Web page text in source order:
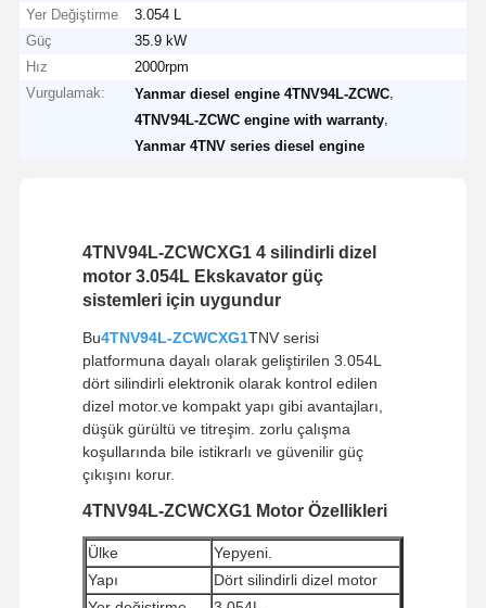
Yer Değiştirme
3.054 L
Güç
35.9 kW
Hız
2000rpm
Vurgulamak:
Yanmar diesel engine 4TNV94L-ZCWC
4TNV94L-ZCWC engine with warranty
Yanmar 4TNV series diesel engine
4TNV94L-ZCWCXG1 4 silindirli dizel
motor 3.054L Ekskavator güç
sistemleri için uygundur
Bu4TNV94L-ZCWCXG1TNV serisi
platformuna dayalı olarak geliştirilen 3.054L
dört silindirli elektronik olarak kontrol edilen
dizel motor.ve kompakt yapı gibi avantajları,
düşük gürültü ve titreşim. zorlu çalışma
koşullarında bile istikrarlı ve güvenilir güç
çıkışını korur.
4TNV94L-ZCWCXG1 Motor Özellikleri
Ülke
Yepyeni.
Yapı
Dört silindirli dizel motor